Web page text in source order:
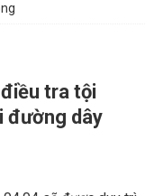
tra tội
đường dây